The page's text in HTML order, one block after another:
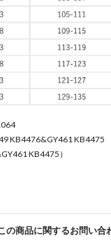
KB4476&GY461 KB4475
KB4475）
の商品に関するお問い合